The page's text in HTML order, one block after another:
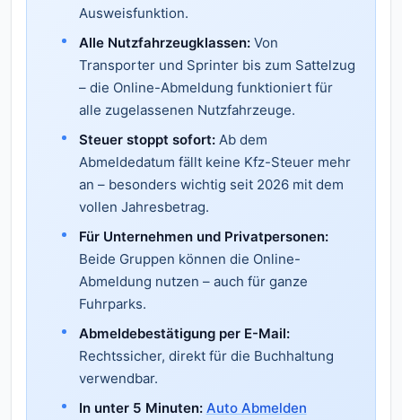
Ausweisfunktion.
Alle Nutzfahrzeugklassen:Von
Transporter und Sprinter bis zum Sattelzug
– die Online-Abmeldung funktioniert für
alle zugelassenen Nutzfahrzeuge.
Steuer stoppt sofort:Ab dem
Abmeldedatum fällt keine Kfz-Steuer mehr
an – besonders wichtig seit 2026 mit dem
vollen Jahresbetrag.
Für Unternehmen und Privatpersonen:
Beide Gruppen können die Online-
Abmeldung nutzen – auch für ganze
Fuhrparks.
Abmeldebestätigung per E-Mail:
Rechtssicher, direkt für die Buchhaltung
verwendbar.
In unter 5 Minuten: Auto Abmelden